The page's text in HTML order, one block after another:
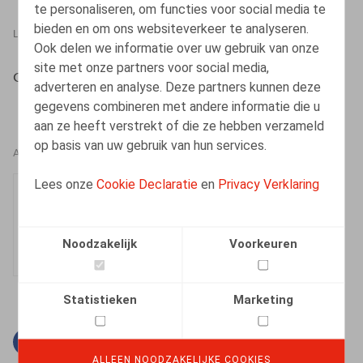
te personaliseren, om functies voor social media te
bieden en om ons websiteverkeer te analyseren.
Ook delen we informatie over uw gebruik van onze
site met onze partners voor social media,
adverteren en analyse. Deze partners kunnen deze
gegevens combineren met andere informatie die u
aan ze heeft verstrekt of die ze hebben verzameld
op basis van uw gebruik van hun services.
Lees onzeCookie Declaratie en Privacy Verklaring
Noodzakelijk Voorkeuren
Statistieken Marketing
ALLEEN NOODZAKELIJKE COOKIES
LEGAL MAGAZINES 07.07.2017
Crauwels, A., JTT, 2017, n° 1278, pp. 214-224
AUTEURS
Arnout Crauwels
Facebook
TwitterLinkedin
E-mail